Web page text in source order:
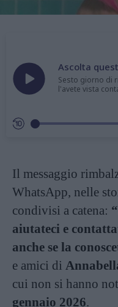
Ascolta
Sesto giorno di
l'avete vista
Il messaggio
WhatsApp, nelle
condivisi a catena:
aiutateci e
anche se la
e amici di
cui non si hanno
gennaio 2026.